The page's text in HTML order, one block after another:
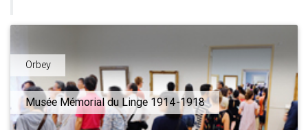
Orbey
Musée Mémorial du Linge 1914-1918